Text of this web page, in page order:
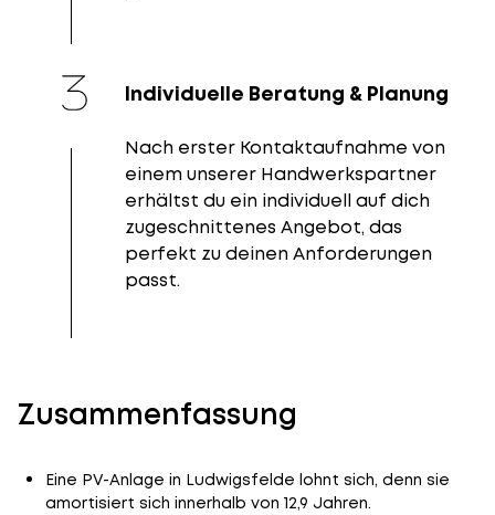
Individuelle Beratung & Planung
Nach erster Kontaktaufnahme von
einem unserer Handwerkspartner
erhältst du ein individuell auf dich
zugeschnittenes Angebot, das
perfekt zu deinen Anforderungen
passt.
Zusammenfassung
Eine PV-Anlage in Ludwigsfelde lohnt sich, denn sie
amortisiert sich innerhalb von 12,9 Jahren.